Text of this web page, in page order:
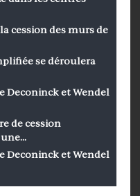
cession des murs de
se déroulera
Deconinck et Wendel
de cession
Deconinck et Wendel